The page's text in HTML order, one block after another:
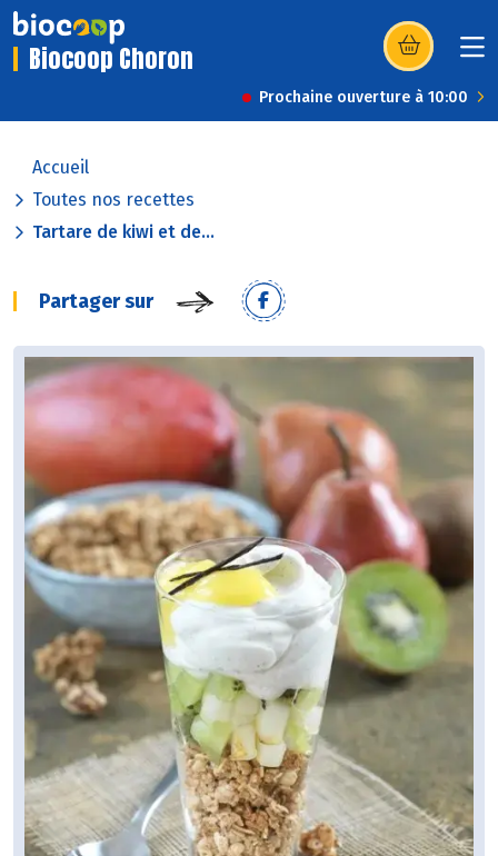
Biocoop Choron (s’ouvre dans
Prochaine ouverture à 10:00
Accueil
Toutes nos recettes
Tartare de kiwi et de...
Partager sur